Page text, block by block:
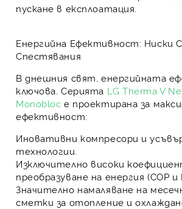
пускане в експлоатация
Енергийна Ефективност: Ниски
Спестявания
В днешния свят, енергийната
ключова. Серията LG Therma V
Monobloc е проектирана за
ефективност:
Иновативни компресори и
технологии.
Изключително високи
преобразуване на енергия (COP и
Значително намаляване на
сметки за отопление и